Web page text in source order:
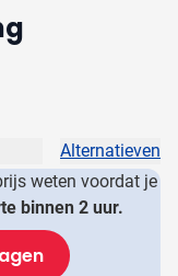
Alternatieven
weten voordat je
binnen 2 uur.